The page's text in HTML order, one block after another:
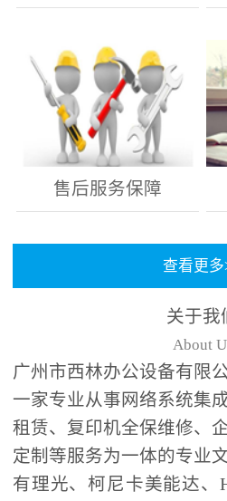
售后服务保障
查看更多
关于我
About
广州市西林办公设备有限
一家专业从事网络系统集
租赁、复印机全保维修、
定制等服务为一体的专业
有理光、柯尼卡美能达、